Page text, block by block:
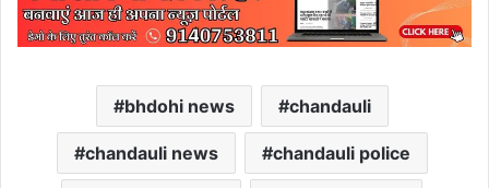
bhdohi news chandauli
chandauli news chandauli police